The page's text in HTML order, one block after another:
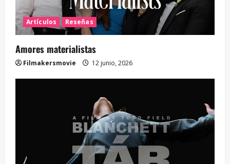
Artículos Reseñas
Amores materialistas
Filmakersmovie 12 junio, 2026